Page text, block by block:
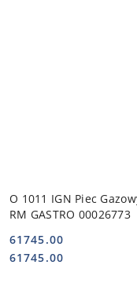
O 1011 IGN Piec
RM GASTRO 00026773
Cena:
61745.00
Cena:
61745.00